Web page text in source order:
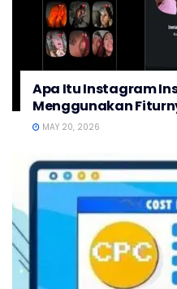
Apa Itu Instagram
Menggunakan
MAY 20, 2026